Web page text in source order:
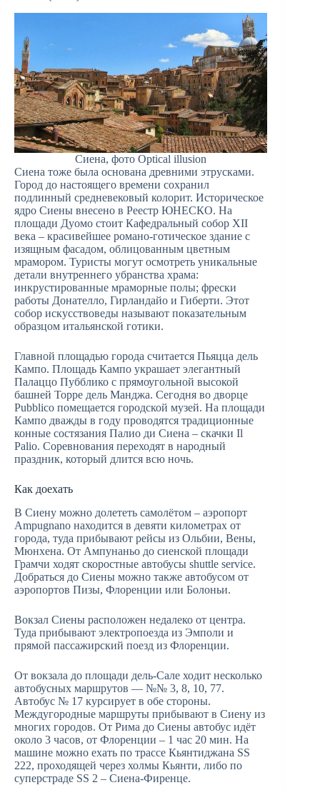
Сиена, фото Optical illusion
Сиена тоже была основана древними этрусками.
Город до настоящего времени сохранил
подлинный средневековый колорит. Историческое
ядро Сиены внесено в Реестр ЮНЕСКО. На
площади Дуомо стоит Кафедральный собор XII
века – красивейшее романо-готическое здание с
изящным фасадом, облицованным цветным
мрамором. Туристы могут осмотреть уникальные
детали внутреннего убранства храма:
инкрустированные мраморные полы; фрески
работы Донателло, Гирландайо и Гиберти. Этот
собор искусствоведы называют показательным
образцом итальянской готики.
Главной площадью города считается Пьяцца дель
Кампо. Площадь Кампо украшает элегантный
Палаццо Пубблико с прямоугольной высокой
башней Торре дель Манджа. Сегодня во дворце
Pubblico помещается городской музей. На площади
Кампо дважды в году проводятся традиционные
конные состязания Палио ди Сиена – скачки Il
Palio. Соревнования переходят в народный
праздник, который длится всю ночь.
Как доехать
В Сиену можно долететь самолётом – аэропорт
Ampugnano находится в девяти километрах от
города, туда прибывают рейсы из Ольбии, Вены,
Мюнхена. От Ампунаньо до сиенской площади
Грамчи ходят скоростные автобусы shuttle service.
Добраться до Сиены можно также автобусом от
аэропортов Пизы, Флоренции или Болоньи.
Вокзал Сиены расположен недалеко от центра.
Туда прибывают электропоезда из Эмполи и
прямой пассажирский поезд из Флоренции.
От вокзала до площади дель-Сале ходит несколько
автобусных маршрутов — №№ 3, 8, 10, 77.
Автобус № 17 курсирует в обе стороны.
Междугородные маршруты прибывают в Сиену из
многих городов. От Рима до Сиены автобус идёт
около 3 часов, от Флоренции – 1 час 20 мин. На
машине можно ехать по трассе Кьянтиджана SS
222, проходящей через холмы Кьянти, либо по
суперстраде SS 2 – Сиена-Фиренце.